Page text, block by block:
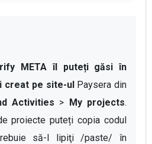
META îl puteți găsi în
creat pe site-ul Paysera din
Activities > My projects.
proiecte puteți copia codul
să-l lipiţi /paste/ în